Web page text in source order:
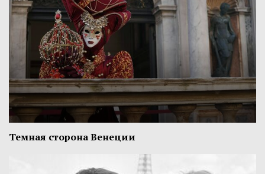
Темная сторона Венеции